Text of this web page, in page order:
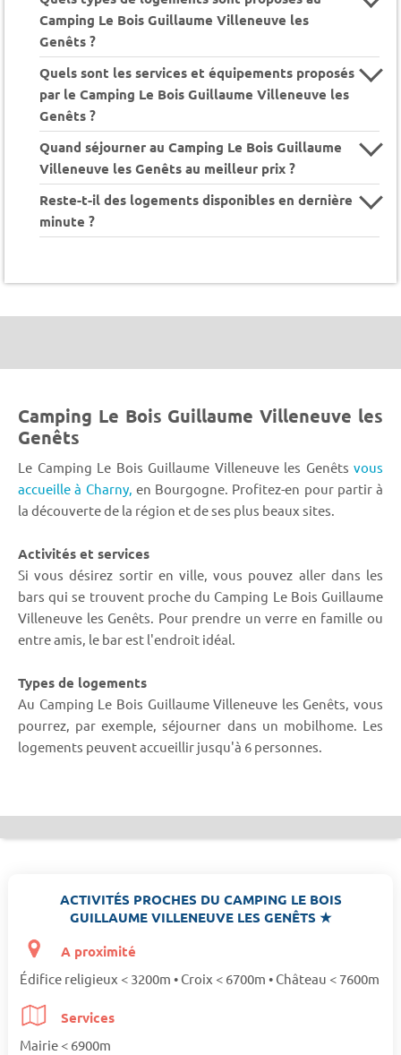
Camping Le Bois Guillaume Villeneuve les
Genêts ?
Quels sont les services et équipements proposés
par le Camping Le Bois Guillaume Villeneuve les
Genêts ?
Quand séjourner au Camping Le Bois Guillaume
Villeneuve les Genêts au meilleur prix ?
Reste-t-il des logements disponibles en dernière
minute ?
Camping Le Bois Guillaume Villeneuve les
Genêts
Le Camping Le Bois Guillaume Villeneuve les Genêts vous
accueille à Charny, en Bourgogne. Profitez-en pour partir à
la découverte de la région et de ses plus beaux sites.
Activités et services
Si vous désirez sortir en ville, vous pouvez aller dans les
bars qui se trouvent proche du Camping Le Bois Guillaume
Villeneuve les Genêts. Pour prendre un verre en famille ou
entre amis, le bar est l'endroit idéal.
Types de logements
Au Camping Le Bois Guillaume Villeneuve les Genêts, vous
pourrez, par exemple, séjourner dans un mobilhome. Les
logements peuvent accueillir jusqu'à 6 personnes.
ACTIVITÉS PROCHES DU CAMPING LE BOIS
GUILLAUME VILLENEUVE LES GENÊTS ★
A proximité
Édifice religieux < 3200m • Croix < 6700m • Château < 7600m
Services
Mairie < 6900m